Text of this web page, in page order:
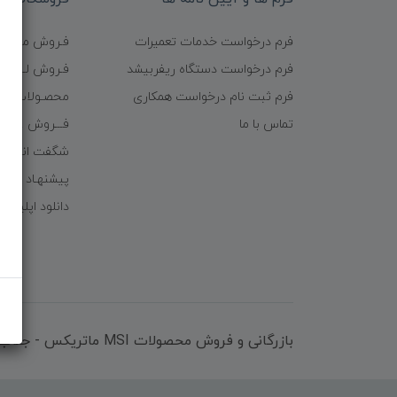
فرم درخواست خدمات تعمیرات
فرم درخواست دستگاه ریفربیشد
فرم ثبت نام درخواست همکاری
تماس با ما
فـروش
فـروش
محصـولات
فـــروش عُمـده
شگفت
پیشنهـاد
دانلود
بازرگانی و فروش محصولات MSI ماتریکس - جناب آقای مهندس باقری